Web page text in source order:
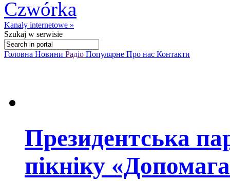
Kanały internetowe »
Szukaj w serwisie
Головна Новини Радіо Популярне Про нас Контакти
Президентська
пікніку